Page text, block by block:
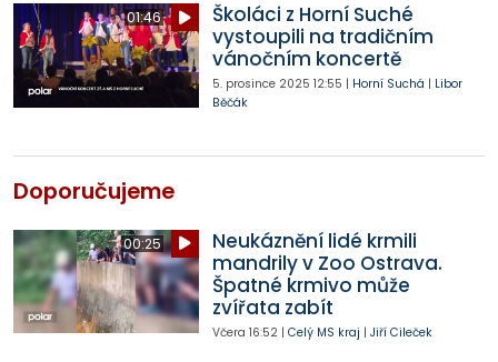
01:46
Školáci z Horní Suché
vystoupili na tradičním
vánočním koncertě
5. prosince 2025 12:55 | Horní Suchá | Libor
Běčák
Doporučujeme
00:25
Neukáznění lidé krmili
mandrily v Zoo Ostrava.
Špatné krmivo může
zvířata zabít
Včera 16:52| Celý MS kraj | Jiří Cileček